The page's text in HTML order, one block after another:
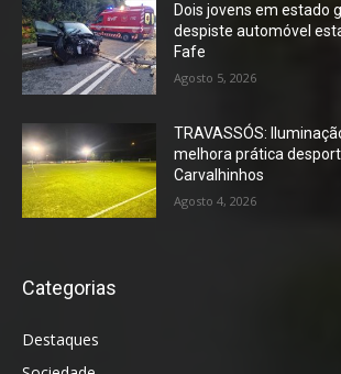
Dois jovens em estado
despiste automóvel
Fafe
Agosto 5, 2026
TRAVASSÓS:
melhora prática
Carvalhinhos
Agosto 4, 2026
Categorias
Destaques